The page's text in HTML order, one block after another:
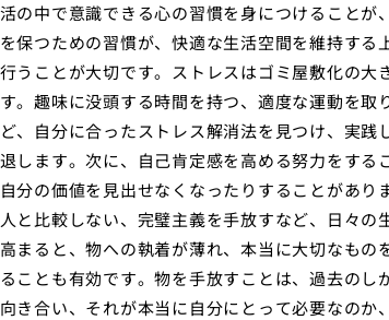
の中で意識できる心の習慣を身につけることが
保つための習慣が、快適な生活空間を維持する
うことが大切です。ストレスはゴミ屋敷化の大
。趣味に没頭する時間を持つ、適度な運動を取
、自分に合ったストレス解消法を見つけ、実践
します。次に、自己肯定感を高める努力をする
分の価値を見出せなくなったりすることがあり
と比較しない、完璧主義を手放すなど、日々の
まると、物への執着が薄れ、本当に大切なもの
ことも有効です。物を手放すことは、過去のし
き合い、それが本当に自分にとって必要なのか